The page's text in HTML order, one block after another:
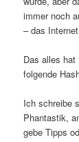
immer noch
– das
Das alles
folgende
Ich schreibe
Phantastik,
gebe Tipps